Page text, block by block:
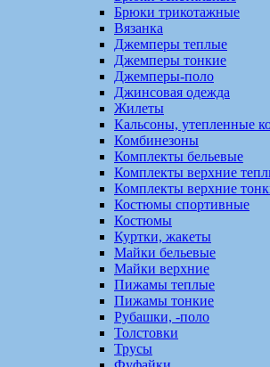
Брюки трикотажные
Вязанка
Джемперы теплые
Джемперы тонкие
Джемперы-поло
Джинсовая одежда
Жилеты
Кальсоны, утепленные
Комбинезоны
Комплекты бельевые
Комплекты верхние
Комплекты верхние
Костюмы спортивные
Костюмы
Куртки, жакеты
Майки бельевые
Майки верхние
Пижамы теплые
Пижамы тонкие
Рубашки, -поло
Толстовки
Трусы